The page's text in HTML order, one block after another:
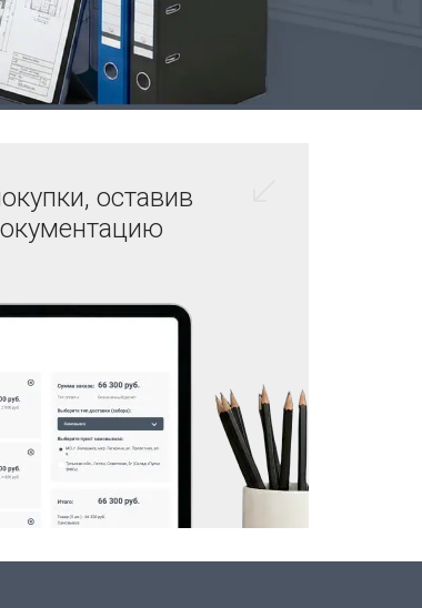
оставив